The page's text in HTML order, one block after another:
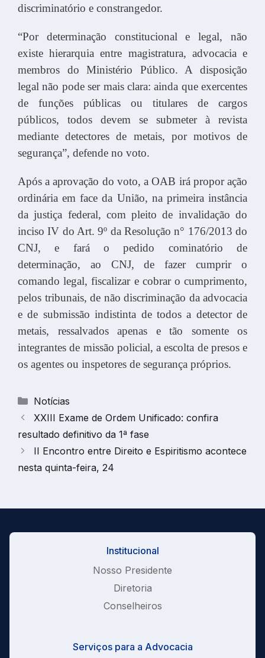
discriminatório e constrangedor.
“Por determinação constitucional e legal, não
existe hierarquia entre magistratura, advocacia e
membros do Ministério Público. A disposição
legal não pode ser mais clara: ainda que exercentes
de funções públicas ou titulares de cargos
públicos, todos devem se submeter à revista
mediante detectores de metais, por motivos de
segurança”, defende no voto.
Após a aprovação do voto, a OAB irá propor ação
ordinária em face da União, na primeira instância
da justiça federal, com pleito de invalidação do
inciso IV do Art. 9º da Resolução n° 176/2013 do
CNJ, e fará o pedido cominatório de
determinação, ao CNJ, de fazer cumprir o
comando legal, fiscalizar e cobrar o cumprimento,
pelos tribunais, de não discriminação da advocacia
e de submissão indistinta de todos a detector de
metais, ressalvados apenas e tão somente os
integrantes de missão policial, a escolta de presos e
os agentes ou inspetores de segurança próprios.
Categorias
Notícias
XXIII Exame de Ordem Unificado: confira
resultado definitivo da 1ª fase
II Encontro entre Direito e Espiritismo acontece
nesta quinta-feira, 24
Institucional
Nosso Presidente
Diretoria
Conselheiros
Serviços para a Advocacia